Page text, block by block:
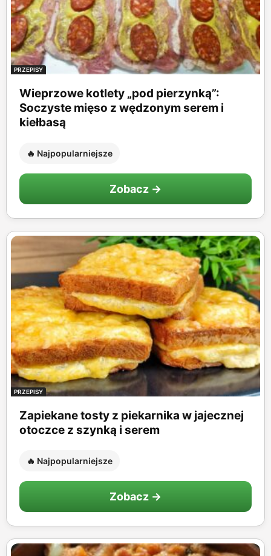
PRZEPISY
Wieprzowe kotlety „pod pierzynką”:
Soczyste mięso z wędzonym serem i
kiełbasą
🔥 Najpopularniejsze
Zobacz →
PRZEPISY
Zapiekane tosty z piekarnika w jajecznej
otoczce z szynką i serem
🔥 Najpopularniejsze
Zobacz →